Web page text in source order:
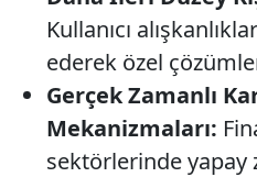
Kullanıcı
ederek özel
Gerçek Zamanlı
Mekanizmaları:
sektörlerinde yapay